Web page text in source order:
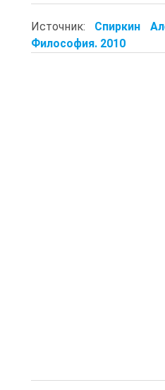
Источник: Спиркин
Философия. 2010